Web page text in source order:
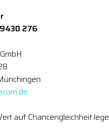
276
auf Chancengleichheit